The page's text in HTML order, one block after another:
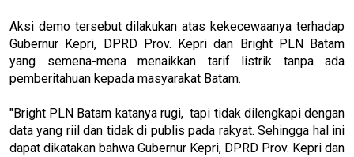
Aksi demo tersebut dilakukan atas kekecewaanya terhadap
Gubernur Kepri, DPRD Prov. Kepri dan Bright PLN Batam
yang semena-mena menaikkan tarif listrik tanpa ada
pemberitahuan kepada masyarakat Batam.
"Bright PLN Batam katanya rugi, tapi tidak dilengkapi dengan
data yang riil dan tidak di publis pada rakyat. Sehingga hal ini
dapat dikatakan bahwa Gubernur Kepri, DPRD Prov. Kepri dan